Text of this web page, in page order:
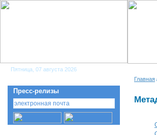
Пятница, 07 августа 2026
Пресс-релизы
Главная